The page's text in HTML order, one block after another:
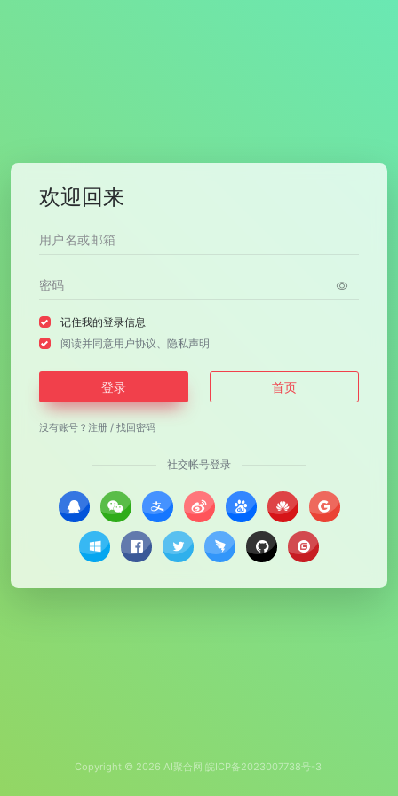
欢迎回来
记住我的登录信息
阅读并同意用户协议、 隐私声明
登录 首页
没有账号？ 注册 / 找回密码
社交帐号登录
Copyright © 2026 AI聚合网 皖ICP备2023007738号-3